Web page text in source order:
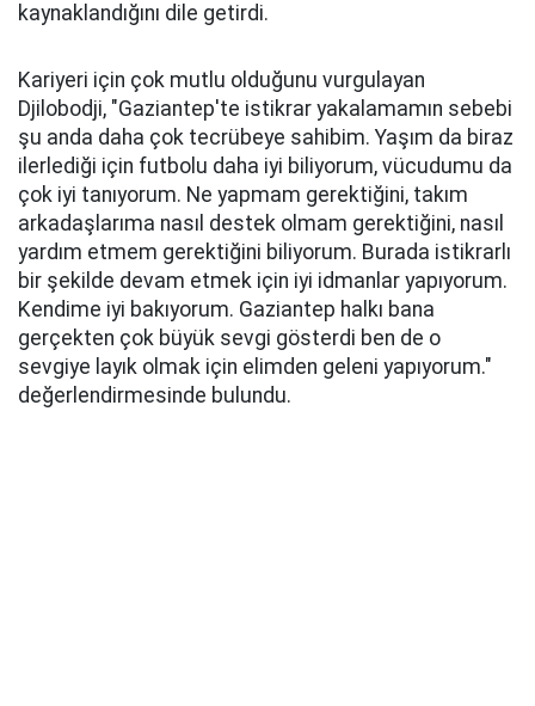
kaynaklandığını dile getirdi.
Kariyeri için çok mutlu olduğunu vurgulayan
Djilobodji, "Gaziantep'te istikrar yakalamamın sebebi
şu anda daha çok tecrübeye sahibim. Yaşım da biraz
ilerlediği için futbolu daha iyi biliyorum, vücudumu da
çok iyi tanıyorum. Ne yapmam gerektiğini, takım
arkadaşlarıma nasıl destek olmam gerektiğini, nasıl
yardım etmem gerektiğini biliyorum. Burada istikrarlı
bir şekilde devam etmek için iyi idmanlar yapıyorum.
Kendime iyi bakıyorum. Gaziantep halkı bana
gerçekten çok büyük sevgi gösterdi ben de o
sevgiye layık olmak için elimden geleni yapıyorum."
değerlendirmesinde bulundu.